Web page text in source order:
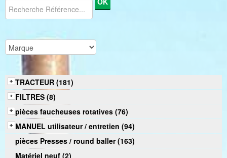
TRACTEUR (181)
FILTRES (8)
pièces faucheuses rotatives (76)
MANUEL utilisateur / entretien (94)
pièces Presses / round baller (163)
Matériel neuf (2)
TRACTEUR
DIVERS
SATISFACTIONS
CONTACT